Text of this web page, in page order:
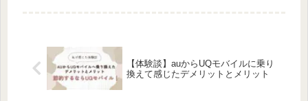
【体験談】auからUQモバイルに乗り
換えて感じたデメリットとメリット